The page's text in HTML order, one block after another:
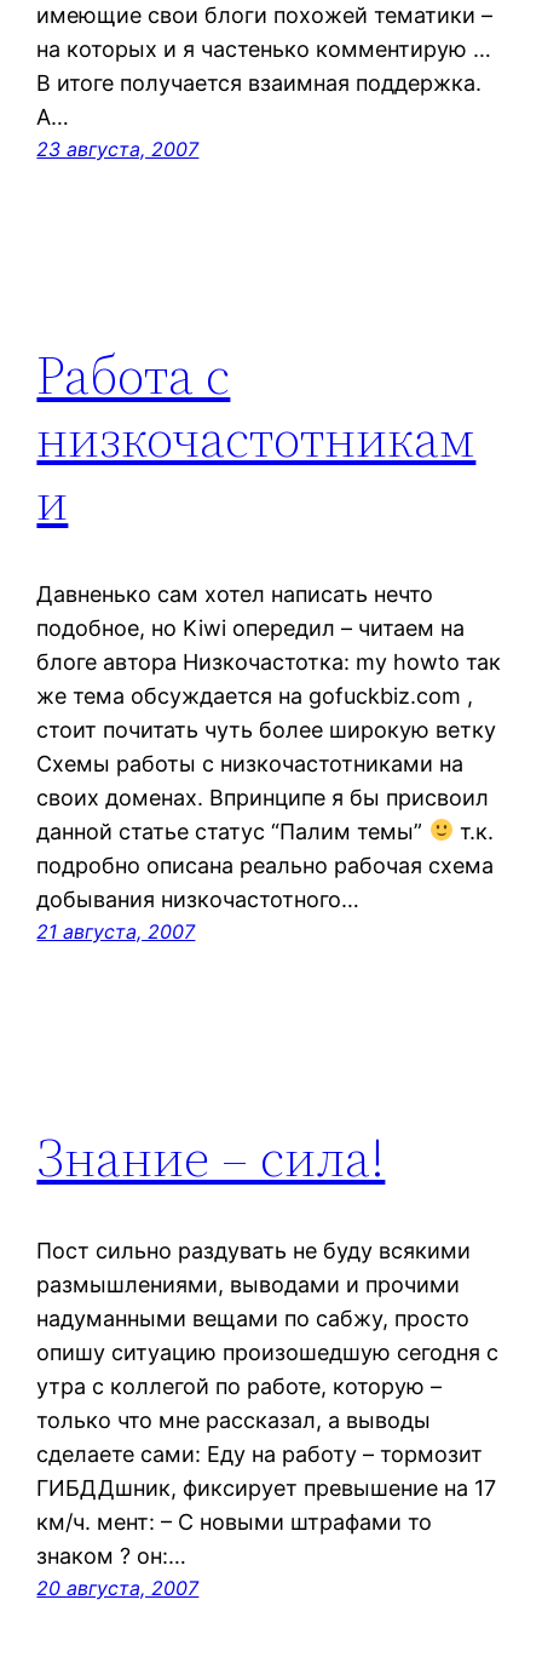
имеющие свои блоги похожей тематики –
на которых и я частенько комментирую …
В итоге получается взаимная поддержка.
А…
23 августа, 2007
Работа с
низкочастотникам
и
Давненько сам хотел написать нечто
подобное, но Kiwi опередил – читаем на
блоге автора Низкочастотка: my howto так
же тема обсуждается на gofuckbiz.com ,
стоит почитать чуть более широкую ветку
Cхемы работы с низкочастотниками на
своих доменах. Впринципе я бы присвоил
данной статье статус “Палим темы”
т.к.
подробно описана реально рабочая схема
добывания низкочастотного…
21 августа, 2007
Знание – сила!
Пост сильно раздувать не буду всякими
размышлениями, выводами и прочими
надуманными вещами по сабжу, просто
опишу ситуацию произошедшую сегодня с
утра с коллегой по работе, которую –
только что мне рассказал, а выводы
сделаете сами: Еду на работу – тормозит
ГИБДДшник, фиксирует превышение на 17
км/ч. мент: – С новыми штрафами то
знаком ? он:…
20 августа, 2007